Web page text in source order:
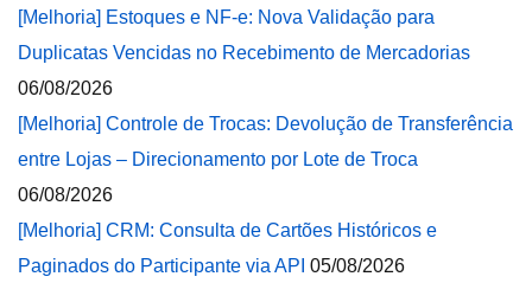
[Melhoria] Estoques e NF-e: Nova Validação para
Duplicatas Vencidas no Recebimento de Mercadorias
06/08/2026
[Melhoria] Controle de Trocas: Devolução de Transferência
entre Lojas – Direcionamento por Lote de Troca
06/08/2026
[Melhoria] CRM: Consulta de Cartões Históricos e
Paginados do Participante via API 05/08/2026